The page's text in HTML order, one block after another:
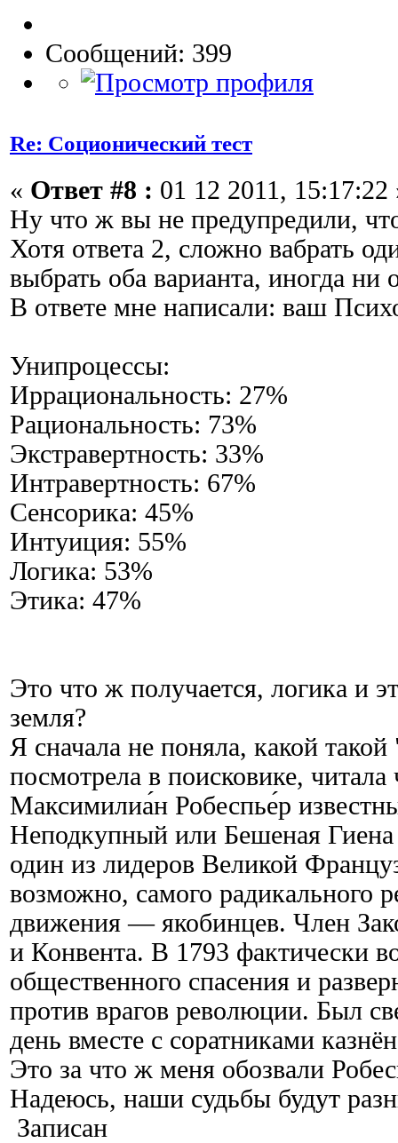
Сообщений: 399
Re: Соционический тест
« Ответ #8 : 01 12 2011, 15:17:22
Ну что ж вы не предупредили,
Хотя ответа 2, сложно вабрать
выбрать оба варианта, иногда ни
В ответе мне написали: ваш
Унипроцессы:
Иррациональность: 27%
Рациональность: 73%
Экстравертность: 33%
Интравертность: 67%
Сенсорика: 45%
Интуиция: 55%
Логика: 53%
Этика: 47%
Это что ж получается, логика и
земля?
Я сначала не поняла, какой
посмотрела в поисковике, читала
Максимилиа́н Робеспье́р
Неподкупный или Бешеная
один из лидеров Великой
возможно, самого радикального
движения — якобинцев. Член
и Конвента. В 1793 фактически
общественного спасения и
против врагов революции. Был
день вместе с соратниками
Это за что ж меня обозвали
Надеюсь, наши судьбы будут
Записан